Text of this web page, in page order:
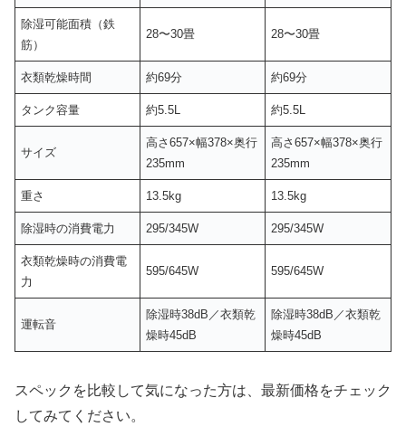
除湿可能面積（鉄
筋）
28〜30畳 28〜30畳
衣類乾燥時間 約69分 約69分
タンク容量 約5.5L 約5.5L
サイズ
高さ657×幅378×奥行
235mm
高さ657×幅378×奥行
235mm
重さ 13.5kg 13.5kg
除湿時の消費電力 295/345W 295/345W
衣類乾燥時の消費電
力
595/645W 595/645W
運転音
除湿時38dB／衣類乾
燥時45dB
除湿時38dB／衣類乾
燥時45dB
スペックを比較して気になった方は、最新価格をチェック
してみてください。